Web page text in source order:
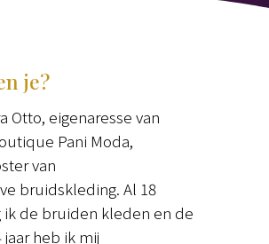
je?
Otto, eigenaresse van
Pani Moda,
van
bruidskleding. Al 18
ik de bruiden kleden en de
jaar heb ik mij